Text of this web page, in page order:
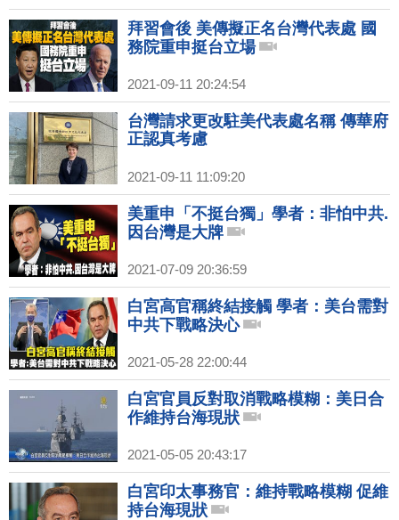
拜習會後 美傳擬正名台灣代表處 國
務院重申挺台立場
2021-09-11 20:24:54
台灣請求更改駐美代表處名稱 傳華府
正認真考慮
2021-09-11 11:09:20
美重申「不挺台獨」學者：非怕中共.
因台灣是大牌
2021-07-09 20:36:59
白宮高官稱終結接觸 學者：美台需對
中共下戰略決心
2021-05-28 22:00:44
白宮官員反對取消戰略模糊：美日合
作維持台海現狀
2021-05-05 20:43:17
白宮印太事務官：維持戰略模糊 促維
持台海現狀